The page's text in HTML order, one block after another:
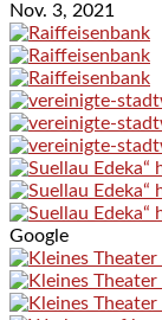
Nov. 3, 2021
Google